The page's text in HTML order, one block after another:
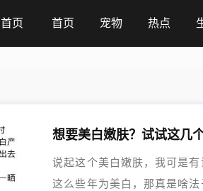
首页 首页 宠物 热点
想要美白嫩肤？试试这几
说起这个美白嫩肤，我可是
这么些年为美白，那真是啥